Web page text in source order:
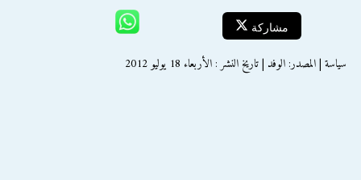
مشاركة
سياسة | المصدر: الوفد | تاريخ النشر : الأربعاء 18 يوليو 2012